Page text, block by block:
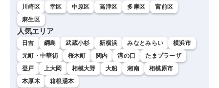
川崎区 幸区 中原区 高津区 多摩区
宮前区
麻生区
人気エリア
日吉 綱島 武蔵小杉 新横浜 みなとみらい
横浜市
元町・中華街
桜木町 関内 溝の口
たまプラーザ
登戸
上大岡 相模大野 大船 湘南
相模原市
本厚木
箱根湯本